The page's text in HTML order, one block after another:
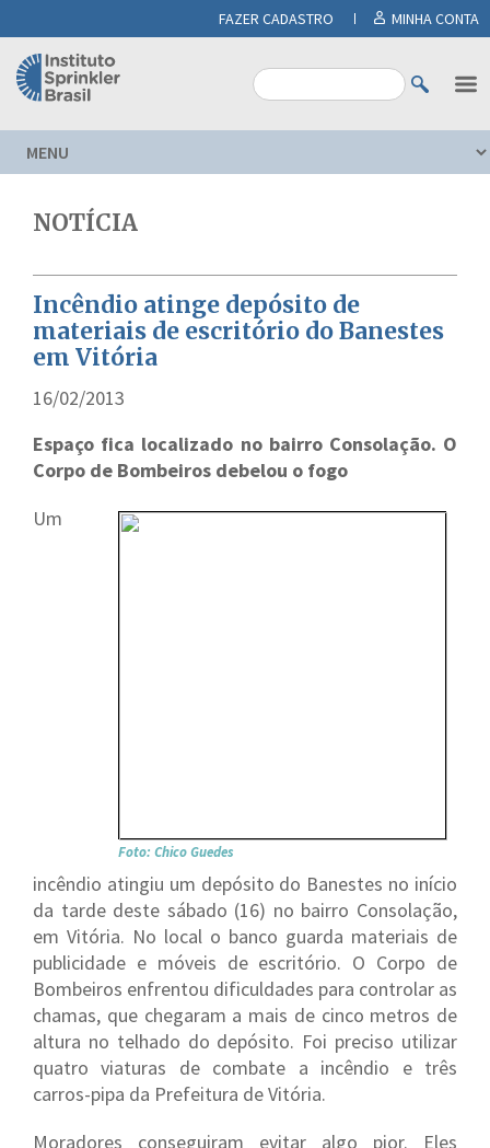
FAZER CADASTRO MINHA CONTA
NOTÍCIA
Incêndio atinge depósito de
materiais de escritório do Banestes
em Vitória
16/02/2013
Espaço fica localizado no bairro Consolação. O
Corpo de Bombeiros debelou o fogo
Foto: Chico Guedes
Um
incêndio atingiu um depósito do Banestes no início
da tarde deste sábado (16) no bairro Consolação,
em Vitória. No local o banco guarda materiais de
publicidade e móveis de escritório. O Corpo de
Bombeiros enfrentou dificuldades para controlar as
chamas, que chegaram a mais de cinco metros de
altura no telhado do depósito. Foi preciso utilizar
quatro viaturas de combate a incêndio e três
carros-pipa da Prefeitura de Vitória.
Moradores conseguiram evitar algo pior. Eles